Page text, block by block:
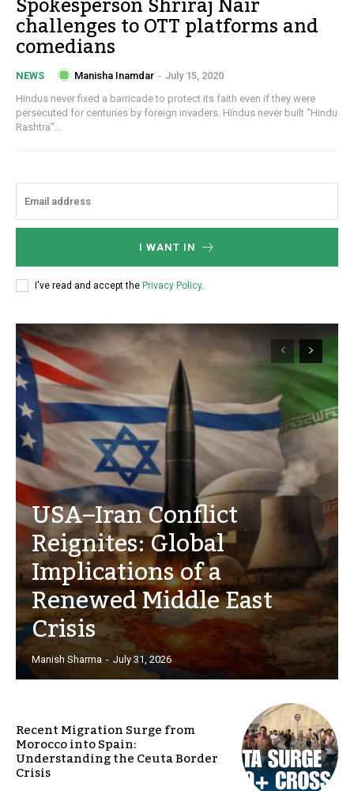
challenges to OTT platforms and
comedians
NEWS Manisha Inamdar - July 15, 2020
Hindus never fixed a barricade to protect its faith even if they were
persecuted for centuries by foreign invaders. Hindus never built “Hindu
Rashtra”...
I WANT IN
I've read and accept the Privacy Policy.
USA–Iran Conflict
Reignites: Global
Implications of a
Renewed Middle East
Crisis
Manish Sharma - July 31, 2026
Recent Migration Surge from
Morocco into Spain:
Understanding the Ceuta Border
Crisis